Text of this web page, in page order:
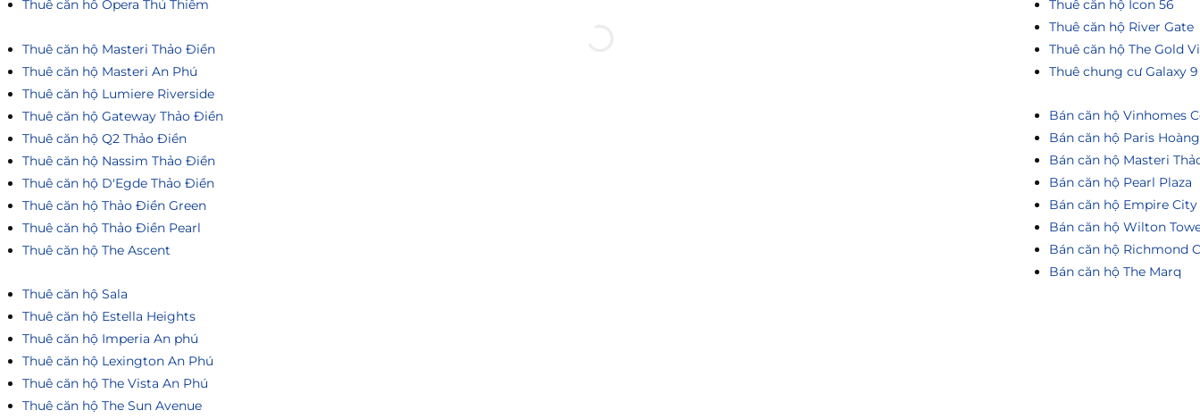
Thuê căn hô Opera Thủ Thiêm
Thuê căn hộ Masteri Thảo Điền
Thuê căn hộ Masteri An Phú
Thuê căn hộ Lumiere Riverside
Thuê căn hộ Gateway Thảo Điền
Thuê căn hộ Q2 Thảo Điền
Thuê căn hộ Nassim Thảo Điền
Thuê căn hộ D'Egde Thảo Điền
Thuê căn hộ Thảo Điền Green
Thuê căn hộ Thảo Điền Pearl
Thuê căn hộ The Ascent
Thuê căn hộ Sala
Thuê căn hộ Estella Heights
Thuê căn hộ Imperia An phú
Thuê căn hộ Lexington An Phú
Thuê căn hộ The Vista An Phú
Thuê căn hộ The Sun Avenue
Thuê căn hộ Icon 56
Thuê căn hộ River Gate
Thuê căn hộ The Gold
Thuê chung cư Galaxy 9
Bán căn hộ Vinhomes
Bán căn hộ Paris
Bán căn hộ Masteri
Bán căn hộ Pearl Plaza
Bán căn hộ Empire City
Bán căn hộ Wilton
Bán căn hộ Richmond
Bán căn hộ The Marq